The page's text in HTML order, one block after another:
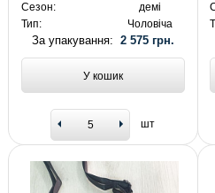
Сезон:
демі
Тип:
Чоловіча
За упакування: 2 575 грн.
У кошик
шт